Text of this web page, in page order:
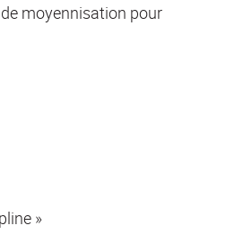
moyennisation pour
»